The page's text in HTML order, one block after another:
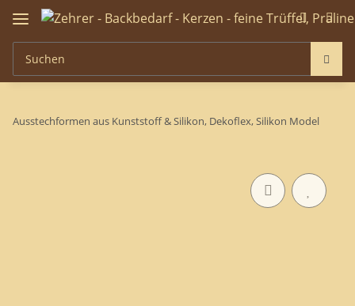
Ausstechformen aus Kunststoff & Silikon, Dekoflex, Silikon Model